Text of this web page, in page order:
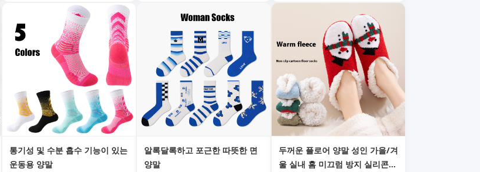
통기성 및 수분 흡수 기능이 있는
운동용 양말
알록달록하고 포근한 따뜻한 면
양말
두꺼운 플로어 양말 성인 가을/겨
울 실내 홈 미끄럼 방지 실리콘